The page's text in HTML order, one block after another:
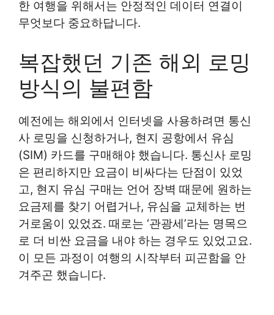
한 여행을 위해서는 안정적인 데이터 연결이
무엇보다 중요하답니다.
복잡했던 기존 해외 로밍
방식의 불편함
예전에는 해외에서 인터넷을 사용하려면 통신
사 로밍을 신청하거나, 현지 공항에서 유심
(SIM) 카드를 구매해야 했습니다. 통신사 로밍
은 편리하지만 요금이 비싸다는 단점이 있었
고, 현지 유심 구매는 언어 장벽 때문에 원하는
요금제를 찾기 어렵거나, 유심을 교체하는 번
거로움이 있었죠. 때로는 ‘관광세’라는 명목으
로 더 비싼 요금을 내야 하는 경우도 있었고요.
이 모든 과정이 여행의 시작부터 피곤함을 안
겨주곤 했습니다.